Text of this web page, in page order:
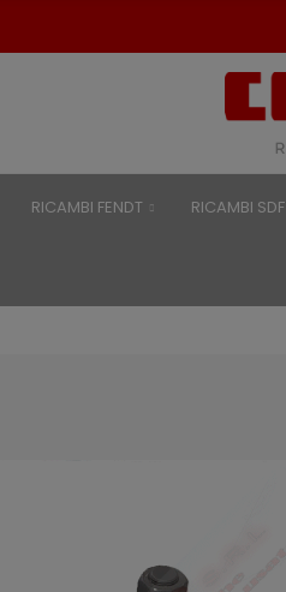
RICAMBI FENDT RICAMBI SDF